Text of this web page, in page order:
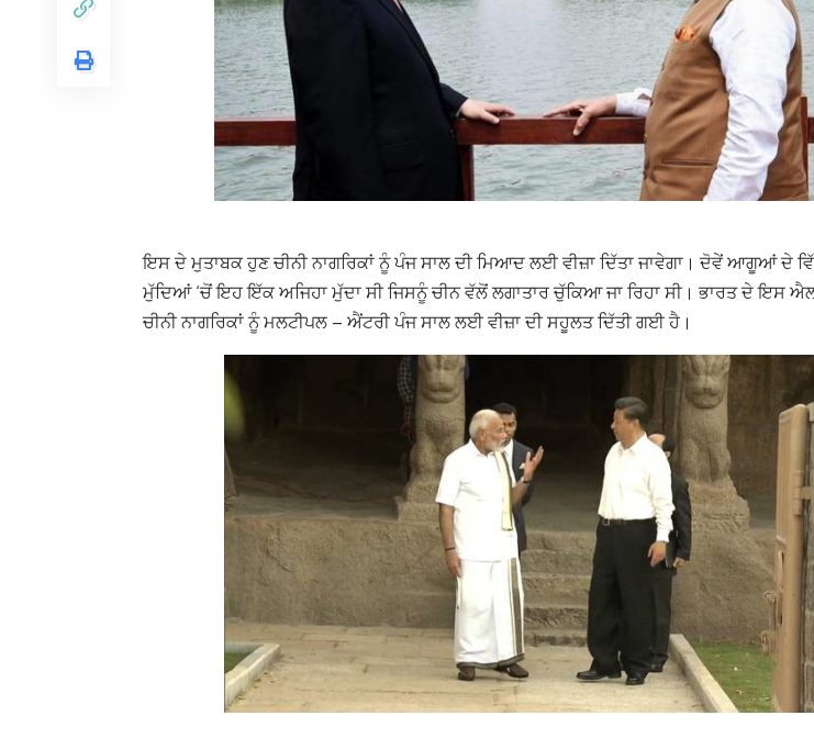
ਇਸ ਦੇ ਮੁਤਾਬਕ ਹੁਣ ਚੀਨੀ ਨਾਗਰਿਕਾਂ ਨੂੰ ਪੰਜ ਸਾਲ ਦੀ ਮਿਆਦ ਲਈ ਵੀਜ਼ਾ ਦਿੱਤਾ ਜਾਵੇਗਾ। ਦੋਵੇਂ ਆਗੂਆਂ ਦੇ
ਮੁੱਦਿਆਂ ‘ਚੋਂ ਇਹ ਇੱਕ ਅਜਿਹਾ ਮੁੱਦਾ ਸੀ ਜਿਸਨੂੰ ਚੀਨ ਵੱਲੋਂ ਲਗਾਤਾਰ ਚੁੱਕਿਆ ਜਾ ਰਿਹਾ ਸੀ। ਭਾਰਤ ਦੇ ਇਸ
ਚੀਨੀ ਨਾਗਰਿਕਾਂ ਨੂੰ ਮਲਟੀਪਲ – ਐਂਟਰੀ ਪੰਜ ਸਾਲ ਲਈ ਵੀਜ਼ਾ ਦੀ ਸਹੂਲਤ ਦਿੱਤੀ ਗਈ ਹੈ।